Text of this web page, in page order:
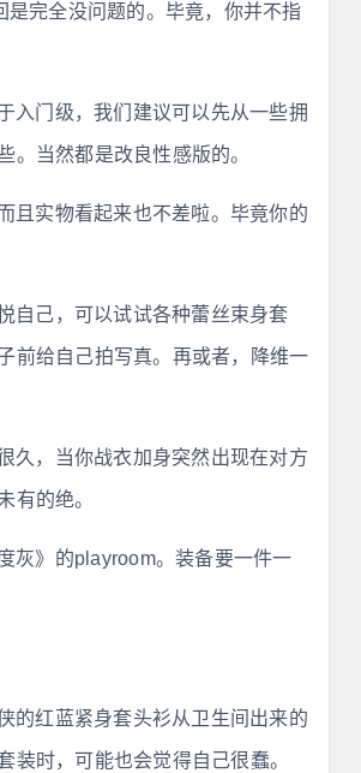
是完全没问题的。毕竟，你并不指
入门级，我们建议可以先从一些拥
。当然都是改良性感版的。
且实物看起来也不差啦。毕竟你的
自己，可以试试各种蕾丝束身套
前给自己拍写真。再或者，降维一
久，当你战衣加身突然出现在对方
有的绝。
灰》的playroom。装备要一件一
的红蓝紧身套头衫从卫生间出来的
装时，可能也会觉得自己很蠢。